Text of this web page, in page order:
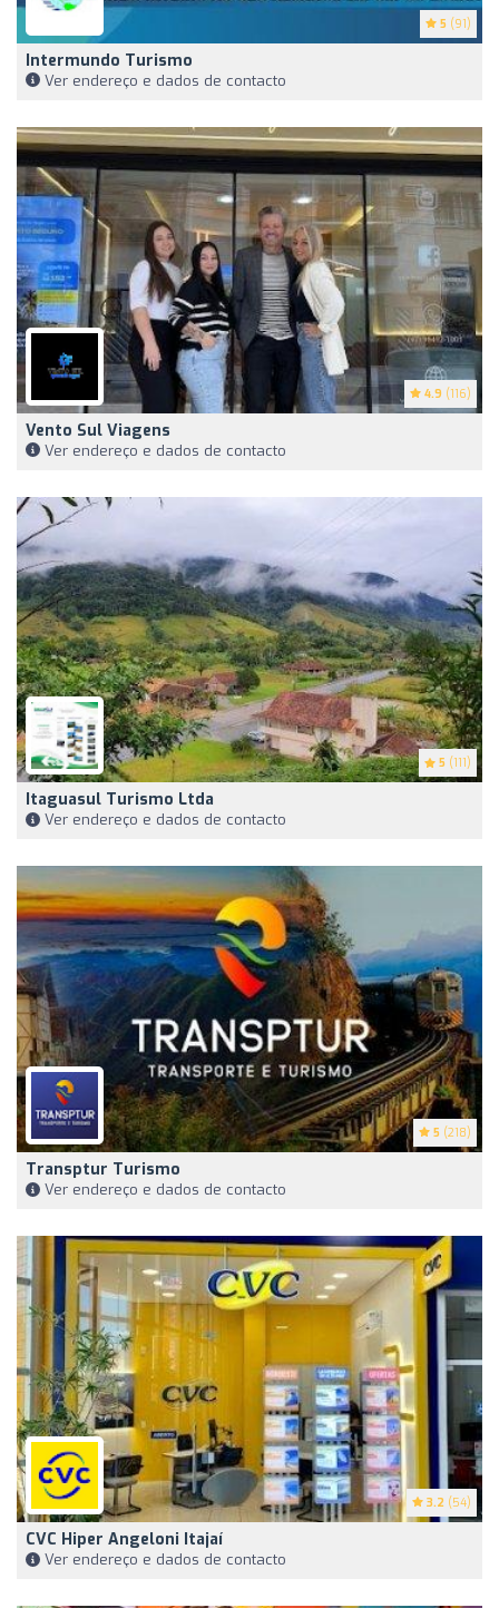
5 (91)
Intermundo Turismo
Ver endereço e dados de contacto
4.9 (116)
Vento Sul Viagens
Ver endereço e dados de contacto
5 (111)
Itaguasul Turismo Ltda
Ver endereço e dados de contacto
5 (218)
Transptur Turismo
Ver endereço e dados de contacto
3.2 (54)
CVC Hiper Angeloni Itajaí
Ver endereço e dados de contacto